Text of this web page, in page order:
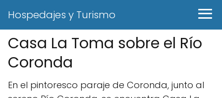
Hospedajes y Turismo
Casa La Toma sobre el Río
Coronda
En el pintoresco paraje de Coronda, junto al